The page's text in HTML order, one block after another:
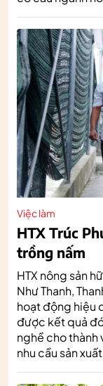
Việc làm
HTX Trúc
trồng nấm
HTX nông sản
Như Thanh,
hoạt động hiệu
được kết quả
nghề cho thành
nhu cầu sản